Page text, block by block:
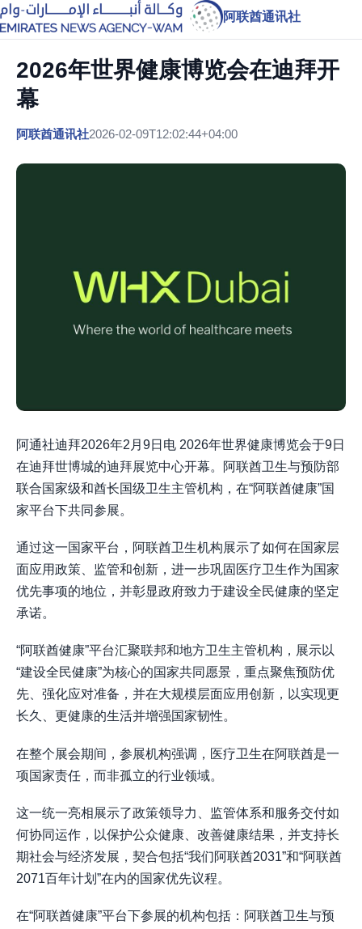
阿联酋通讯社
2026年世界健康博览会在迪拜开
幕
阿联酋通讯社2026-02-09T12:02:44+04:00
阿通社迪拜2026年2月9日电 2026年世界健康博览会于9日
在迪拜世博城的迪拜展览中心开幕。阿联酋卫生与预防部
联合国家级和酋长国级卫生主管机构，在“阿联酋健康”国
家平台下共同参展。
通过这一国家平台，阿联酋卫生机构展示了如何在国家层
面应用政策、监管和创新，进一步巩固医疗卫生作为国家
优先事项的地位，并彰显政府致力于建设全民健康的坚定
承诺。
“阿联酋健康”平台汇聚联邦和地方卫生主管机构，展示以
“建设全民健康”为核心的国家共同愿景，重点聚焦预防优
先、强化应对准备，并在大规模层面应用创新，以实现更
长久、更健康的生活并增强国家韧性。
在整个展会期间，参展机构强调，医疗卫生在阿联酋是一
项国家责任，而非孤立的行业领域。
这一统一亮相展示了政策领导力、监管体系和服务交付如
何协同运作，以保护公众健康、改善健康结果，并支持长
期社会与经济发展，契合包括“我们阿联酋2031”和“阿联酋
2071百年计划”在内的国家优先议程。
在“阿联酋健康”平台下参展的机构包括：阿联酋卫生与预